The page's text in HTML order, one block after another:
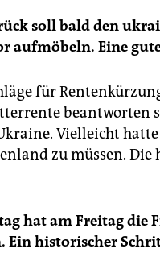
soll bald den
aufmöbeln. Eine
für
beantworten
Vielleicht
zu müssen. Die
hat am Freitag die
Ein historischer